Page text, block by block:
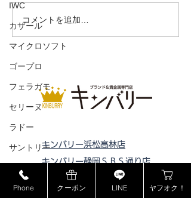
IWC
カザール
マイクロソフト
ゴープロ
フェラガモ
セリーヌ
ラドー
サントリー
MCM
ミュウミュウ
コメントを追加…
キンバリー浜松高林店
キンバリー静岡ＳＢＳ通り店
キンバリー藤枝インター店
Phone クーポン LINE ヤフオク！